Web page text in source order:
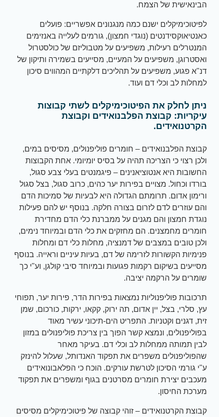
הבינאישית של הצמח.
לפיטוכימיקלים ישנם כמה מנגנונים אפשריים: פועלים
כאנטיאוקסידנטים (נוגדי חמצון), גורמים לעלייה באנזימים
המנטרלים רעילות, משפיעים על מטבוליזם של כולסטרול
ואסטרוגן, משפיעים על המעיים, מסייעים בשמירה ותיקון של
דנ"א פגוע, משפיעים על תהליכים דלקתיים המהווים סיכון
למחלות לב וכלי דם ועוד.
ניתן לחלק את הפיטוכימיקלים לשתי קבוצות
עיקריות: קבוצת הפלבנואידים וקבוצת
הקרטנואידים.
קבוצת הפלבנואידים – חומרים פוליפנולים, מסיסים במים,
ולכן רצוי כי הצריכה תהיה על בסיס יומיומי. אחת הקבוצות
החשובות היא אנטוציאנינים – פיגמנטים בעלי צבע סגול,
בורדו וכחול. מצויים בפירות יער כהים, כרוב סגול, בצל סגול
ורימון אדום. תרומתם הגדולה היא לבעיות של סמיכות הדם
והם עוזרים לדם לזרום בצורה חלקה. בנוסף יש להם פעילות
נוגדת חמצון והם מגנים על ממברנת כלי הדם מחדירת
חומרים מחמצנים. הם מחזקים את כלי הדם ובמיוחד נימים,
ולכן טובים במצבים של דמנציה, מחלות כלי דם ומחלות
פנימיות הקשורות לזרימה של דם, בעיות עיניים וראייה. בנוסף
מסייעים בשיקום רקמות פגועות ובמיוחד סיבי קולגן, וע"י כך
שומרים על הרקמה יציבה.
תרכובות פוליפנוליות נמצאות בפירות הדר, פירות יער, תפוחי
עץ, סלרי, בצל, יין אדום, תה ירוק, קקאו, ירקות, כורכום, שמן
זית, דגנים וקטניות. התפריט הים-תיכוני עשיר מאוד
בפוליפנולים, ונמצא קשר הפוך בין צריכת פוליפנולים במזון
לבין תמותה ממחלות לב וכלי דם. בעיקר מאחר
שהפוליפנולים משפרים את תפקוד האנדותל, שעלול להינזק
ע"י גורמי הסיכון לטרשת עורקים. הוכח כי הפלאבונואידים
מעכבים יצירת חומרים מסרטנים בגוף ומשפרים את תפקוד
מערכת החיסון.
קבוצת הקרטנואידים – זוהי קבוצה של פיטוכימיקלים מסיסים